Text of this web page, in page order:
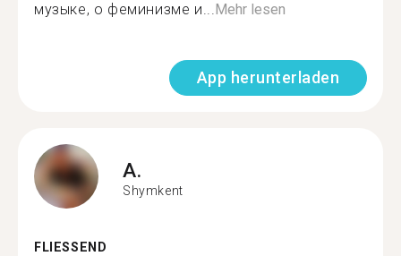
музыке, о феминизме и...Mehr lesen
App herunterladen
A.
Shymkent
FLIESSEND